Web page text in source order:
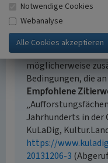
Empfohlene
Urheberrechtlicher
Der hier
geschützt. Die
möglicherweise
Bedingungen, die
Empfohlene
Jahrhunderts in der
KuLaDig,
https://
20131206-3
Notwendige Cookies
Webanalyse